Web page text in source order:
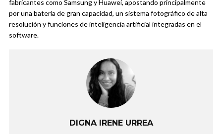
fabricantes como Samsung y Huawei, apostando principalmente
por una batería de gran capacidad, un sistema fotográfico de alta
resolución y funciones de inteligencia artificial integradas en el
software.
DIGNA IRENE URREA